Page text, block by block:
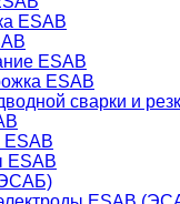
ESAB
ESAB
ESAB
сварки и
ESAB
ESAB